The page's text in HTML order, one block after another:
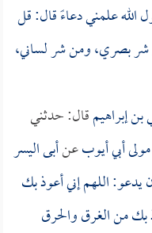
الله علمني دعاءً قال: قل
بصري، ومن شر لساني،
إبراهيمقال: حدثني
أبي أيوبعنأبى اليسر
اللهم إني أعوذ بك
بك من الغرق والحرق